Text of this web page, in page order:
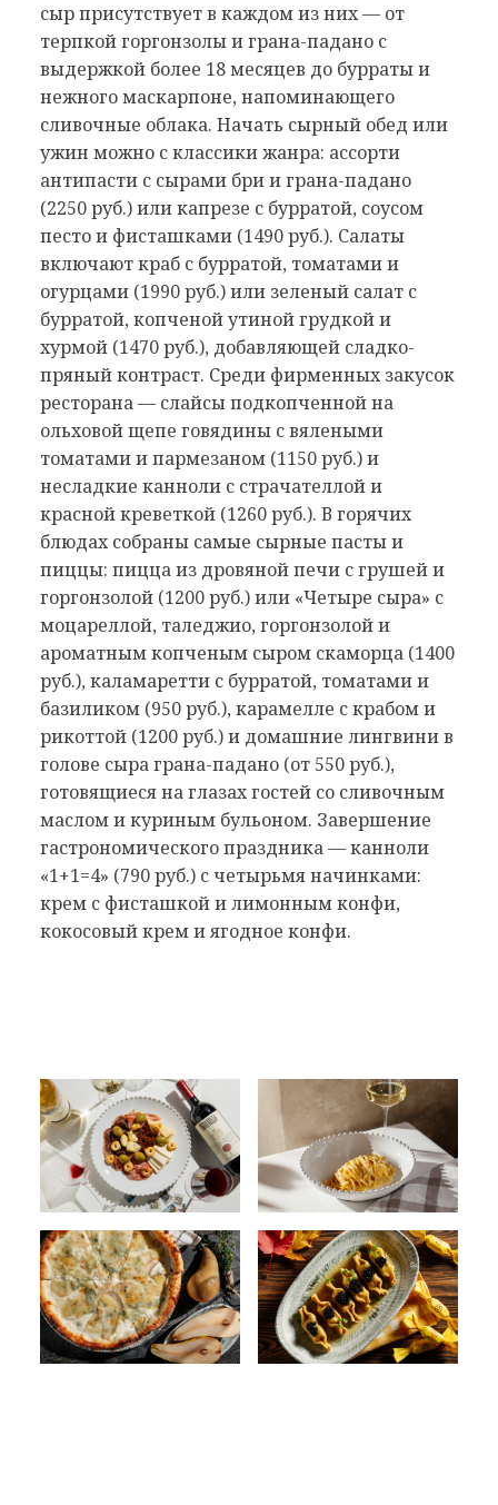
сыр присутствует в каждом из них — от
терпкой горгонзолы и грана-падано с
выдержкой более 18 месяцев до бурраты и
нежного маскарпоне, напоминающего
сливочные облака. Начать сырный обед или
ужин можно с классики жанра: ассорти
антипасти с сырами бри и грана-падано
(2250 руб.) или капрезе с бурратой, соусом
песто и фисташками (1490 руб.). Салаты
включают краб с бурратой, томатами и
огурцами (1990 руб.) или зеленый салат с
бурратой, копченой утиной грудкой и
хурмой (1470 руб.), добавляющей сладко-
пряный контраст. Среди фирменных закусок
ресторана — слайсы подкопченной на
ольховой щепе говядины с вялеными
томатами и пармезаном (1150 руб.) и
несладкие канноли с страчателлой и
красной креветкой (1260 руб.). В горячих
блюдах собраны самые сырные пасты и
пиццы: пицца из дровяной печи с грушей и
горгонзолой (1200 руб.) или «Четыре сыра» с
моцареллой, таледжио, горгонзолой и
ароматным копченым сыром скаморца (1400
руб.), каламаретти с бурратой, томатами и
базиликом (950 руб.), карамелле с крабом и
рикоттой (1200 руб.) и домашние лингвини в
голове сыра грана-падано (от 550 руб.),
готовящиеся на глазах гостей со сливочным
маслом и куриным бульоном. Завершение
гастрономического праздника — канноли
«1+1=4» (790 руб.) с четырьмя начинками:
крем с фисташкой и лимонным конфи,
кокосовый крем и ягодное конфи.